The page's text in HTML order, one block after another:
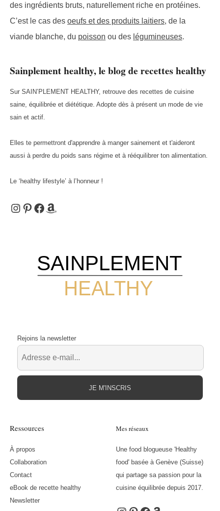
des ingrédients bruts, naturellement riche en protéines.
C’est le cas des oeufs et des produits laitiers, de la
viande blanche, du poisson ou des légumineuses.
Sainplement healthy, le blog de recettes healthy
Sur SAIN’PLEMENT HEALTHY, retrouve des recettes de cuisine
saine, équilibrée et diététique. Adopte dès à présent un mode de vie
sain et actif.
Elles te permettront d'apprendre à manger sainement et t'aideront
aussi à perdre du poids sans régime et à rééquilibrer ton alimentation.
Le ‘healthy lifestyle’ à l’honneur !
Instagram
Pinterest
Facebook
Amazon
HEALTHY
SAINPLEMENT
Ressources
À propos
Collaboration
Contact
eBook de recette healthy
Newsletter
Mes réseaux
Une food blogueuse 'Healthy
food' basée à Genève (Suisse)
qui partage sa passion pour la
cuisine équilibrée depuis 2017.
Rejoins la newsletter
JE M'INSCRIS